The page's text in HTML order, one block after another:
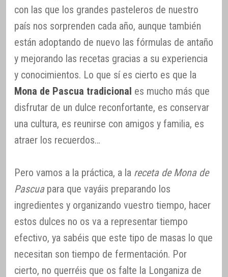
con las que los grandes pasteleros de nuestro
país nos sorprenden cada año, aunque también
están adoptando de nuevo las fórmulas de antaño
y mejorando las recetas gracias a su experiencia
y conocimientos. Lo que sí es cierto es que la
Mona de Pascua tradicional es mucho más que
disfrutar de un dulce reconfortante, es conservar
una cultura, es reunirse con amigos y familia, es
atraer los recuerdos…
Pero vamos a la práctica, a la receta de Mona de
Pascuapara que vayáis preparando los
ingredientes y organizando vuestro tiempo, hacer
estos dulces no os va a representar tiempo
efectivo, ya sabéis que este tipo de masas lo que
necesitan son tiempo de fermentación. Por
cierto, no querréis que os falte la Longaniza de